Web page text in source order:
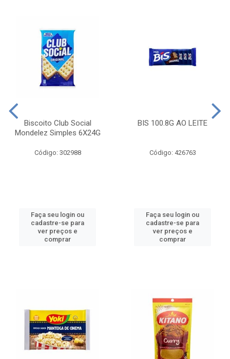
Biscoito Club Social
Mondelez Simples 6X24G
Código: 302988
Faça seu login ou
cadastre-se para
ver preços e
comprar
BIS 100.8G AO LEITE
Código: 426763
Faça seu login ou
cadastre-se para
ver preços e
comprar